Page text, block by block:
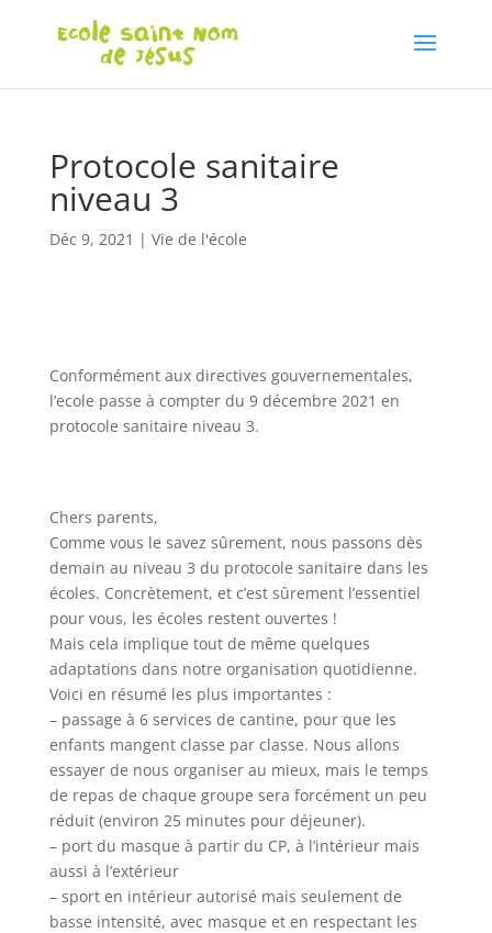
Protocole sanitaire
niveau 3
Déc 9, 2021 | Vie de l'école
Conformément aux directives gouvernementales,
l’ecole passe à compter du 9 décembre 2021 en
protocole sanitaire niveau 3.
Chers parents,
Comme vous le savez sûrement, nous passons dès
demain au niveau 3 du protocole sanitaire dans les
écoles. Concrètement, et c’est sûrement l’essentiel
pour vous, les écoles restent ouvertes !
Mais cela implique tout de même quelques
adaptations dans notre organisation quotidienne.
Voici en résumé les plus importantes :
– passage à 6 services de cantine, pour que les
enfants mangent classe par classe. Nous allons
essayer de nous organiser au mieux, mais le temps
de repas de chaque groupe sera forcément un peu
réduit (environ 25 minutes pour déjeuner).
– port du masque à partir du CP, à l’intérieur mais
aussi à l’extérieur
– sport en intérieur autorisé mais seulement de
basse intensité, avec masque et en respectant les